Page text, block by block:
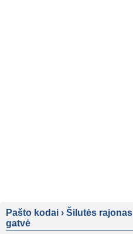
Pašto kodai › Šilutės rajonas
gatvė